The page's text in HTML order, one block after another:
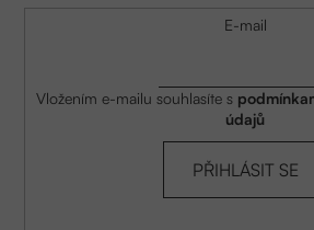
E-mail
Vložením e-mailu souhlasíte s
údajů
PŘIHLÁSIT SE